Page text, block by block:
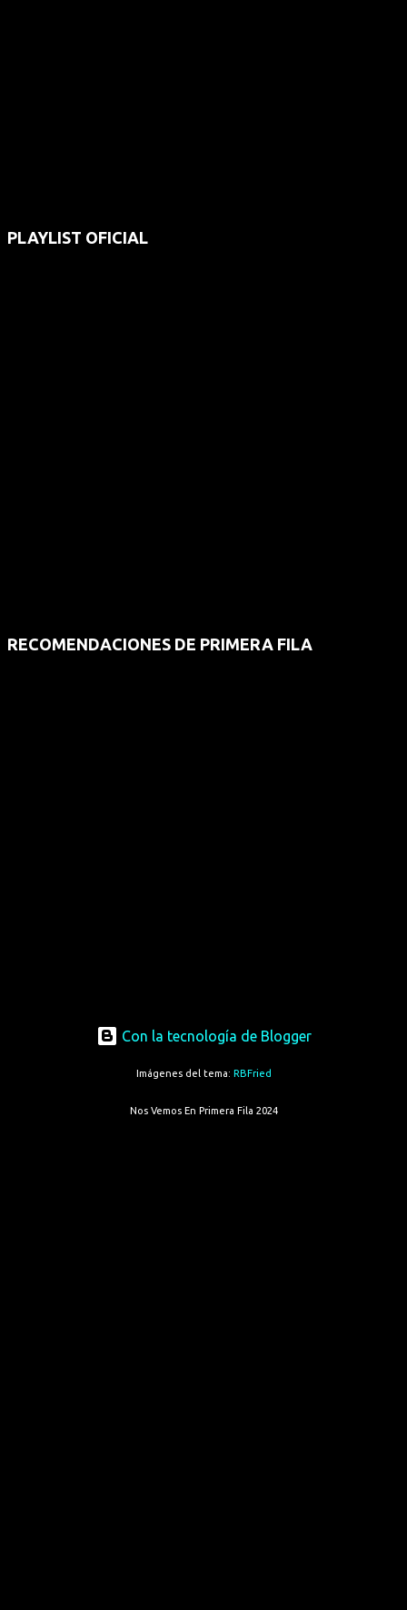
PLAYLIST OFICIAL
RECOMENDACIONES DE PRIMERA FILA
Con la tecnología de Blogger
Imágenes del tema: RBFried
Nos Vemos En Primera Fila 2024